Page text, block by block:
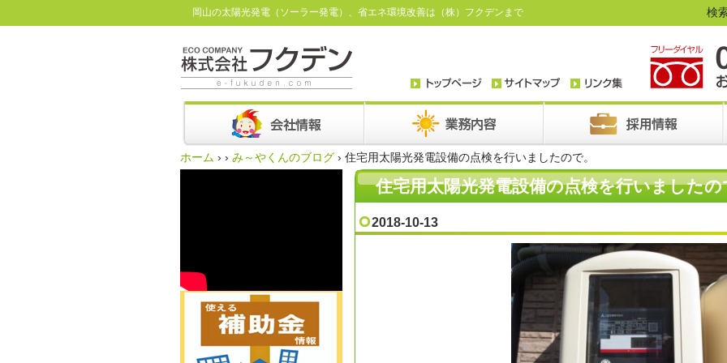
岡山の太陽光発電（ソーラー発電）、省エネ環境改善は（株）フクデンまで 検
ホーム › › み～やくんのブログ › 住宅用太陽光発電設備の点検を行いましたので。
住宅用太陽光発電設備の点検を行いましたの
2018-10-13